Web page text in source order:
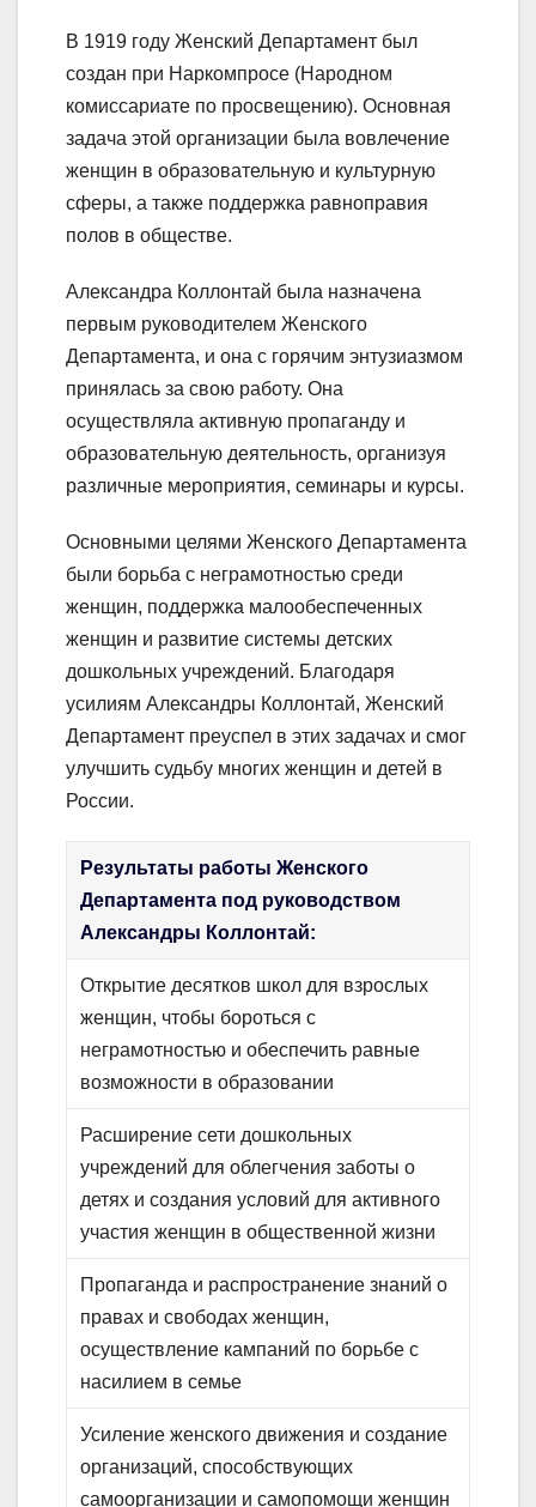
В 1919 году Женский Департамент был
создан при Наркомпросе (Народном
комиссариате по просвещению). Основная
задача этой организации была вовлечение
женщин в образовательную и культурную
сферы, а также поддержка равноправия
полов в обществе.
Александра Коллонтай была назначена
первым руководителем Женского
Департамента, и она с горячим энтузиазмом
принялась за свою работу. Она
осуществляла активную пропаганду и
образовательную деятельность, организуя
различные мероприятия, семинары и курсы.
Основными целями Женского Департамента
были борьба с неграмотностью среди
женщин, поддержка малообеспеченных
женщин и развитие системы детских
дошкольных учреждений. Благодаря
усилиям Александры Коллонтай, Женский
Департамент преуспел в этих задачах и смог
улучшить судьбу многих женщин и детей в
России.
Результаты работы Женского
Департамента под руководством
Александры Коллонтай:
Открытие десятков школ для взрослых
женщин, чтобы бороться с
неграмотностью и обеспечить равные
возможности в образовании
Расширение сети дошкольных
учреждений для облегчения заботы о
детях и создания условий для активного
участия женщин в общественной жизни
Пропаганда и распространение знаний о
правах и свободах женщин,
осуществление кампаний по борьбе с
насилием в семье
Усиление женского движения и создание
организаций, способствующих
самоорганизации и самопомощи женщин